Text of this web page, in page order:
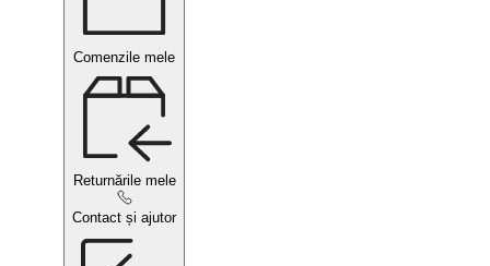
Comenzile mele
Returnările mele
Contact și ajutor